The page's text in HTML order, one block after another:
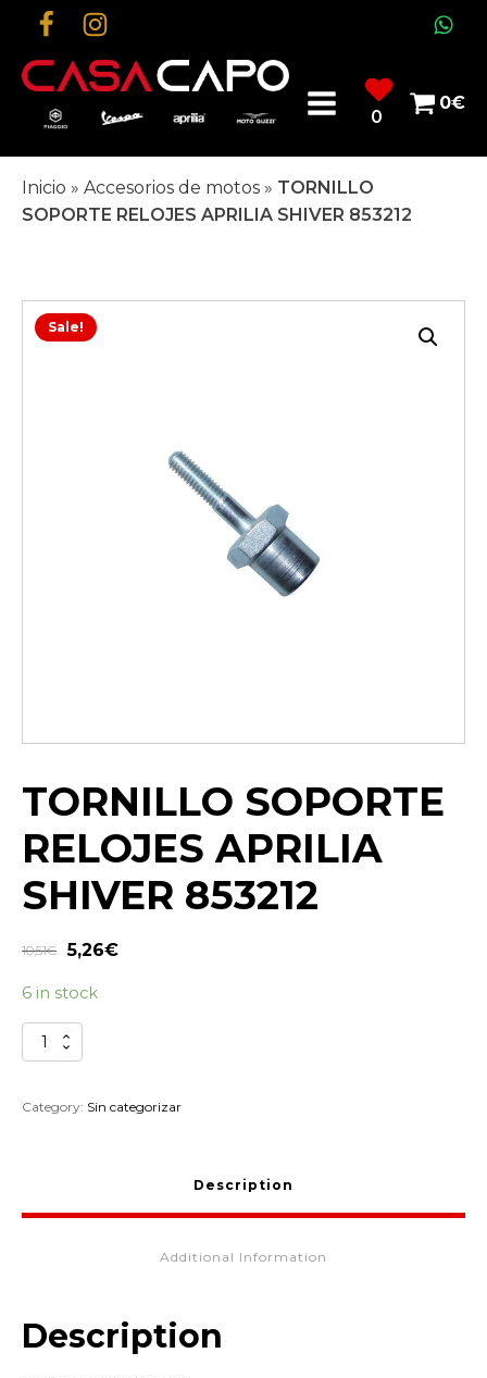
0
0€
Inicio » Accesorios de motos » TORNILLO
SOPORTE RELOJES APRILIA SHIVER 853212
Sale!
TORNILLO SOPORTE
RELOJES APRILIA
SHIVER 853212
10,51€ 5,26€
6 in stock
TORNILLO
SOPORTE
APRILIA
Category: Sin categorizar
Description
Additional Information
Description